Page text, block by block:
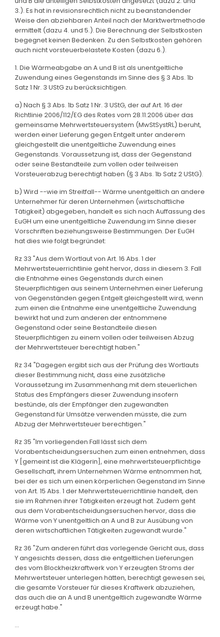
3.). Es hat in revisionsrechtlich nicht zu beanstandender
Weise den abziehbaren Anteil nach der Marktwertmethode
ermittelt (dazu 4. und 5.). Die Berechnung der Selbstkosten
begegnet keinen Bedenken. Zu den Selbstkosten gehören
auch nicht vorsteuerbelastete Kosten (dazu 6.).
1. Die Wärmeabgabe an A und B ist als unentgeltliche
Zuwendung eines Gegenstands im Sinne des § 3 Abs. 1b
Satz 1 Nr. 3 UStG zu berücksichtigen.
a) Nach § 3 Abs. 1b Satz 1 Nr. 3 UStG, der auf Art. 16 der
Richtlinie 2006/112/EG des Rates vom 28.11.2006 über das
gemeinsame Mehrwertsteuersystem (MwStSystRL) beruht,
werden einer Lieferung gegen Entgelt unter anderem
gleichgestellt die unentgeltliche Zuwendung eines
Gegenstands. Voraussetzung ist, dass der Gegenstand
oder seine Bestandteile zum vollen oder teilweisen
Vorsteuerabzug berechtigt haben (§ 3 Abs. 1b Satz 2 UStG).
b) Wird --wie im Streitfall-- Wärme unentgeltlich an andere
Unternehmer für deren Unternehmen (wirtschaftliche
Tätigkeit) abgegeben, handelt es sich nach Auffassung des
EuGH um eine unentgeltliche Zuwendung im Sinne dieser
Vorschriften beziehungsweise Bestimmungen. Der EuGH
hat dies wie folgt begründet:
Rz 33 "Aus dem Wortlaut von Art. 16 Abs. 1 der
Mehrwertsteuerrichtlinie geht hervor, dass in diesem 3. Fall
die Entnahme eines Gegenstands durch einen
Steuerpflichtigen aus seinem Unternehmen einer Lieferung
von Gegenständen gegen Entgelt gleichgestellt wird, wenn
zum einen die Entnahme eine unentgeltliche Zuwendung
bewirkt hat und zum anderen der entnommene
Gegenstand oder seine Bestandteile diesen
Steuerpflichtigen zu einem vollen oder teilweisen Abzug
der Mehrwertsteuer berechtigt haben."
Rz 34 "Dagegen ergibt sich aus der Prüfung des Wortlauts
dieser Bestimmung nicht, dass eine zusätzliche
Voraussetzung im Zusammenhang mit dem steuerlichen
Status des Empfängers dieser Zuwendung insofern
bestünde, als der Empfänger den zugewandten
Gegenstand für Umsätze verwenden müsste, die zum
Abzug der Mehrwertsteuer berechtigen."
Rz 35 "Im vorliegenden Fall lässt sich dem
Vorabentscheidungsersuchen zum einen entnehmen, dass
Y [gemeint ist die Klägerin], eine mehrwertsteuerpflichtige
Gesellschaft, ihrem Unternehmen Wärme entnommen hat,
bei der es sich um einen körperlichen Gegenstand im Sinne
von Art. 15 Abs. 1 der Mehrwertsteuerrichtlinie handelt, den
sie im Rahmen ihrer Tätigkeiten erzeugt hat. Zudem geht
aus dem Vorabentscheidungsersuchen hervor, dass die
Wärme von Y unentgeltlich an A und B zur Ausübung von
deren wirtschaftlichen Tätigkeiten zugewandt wurde."
Rz 36 "Zum anderen führt das vorlegende Gericht aus, dass
Y angesichts dessen, dass die entgeltlichen Lieferungen
des vom Blockheizkraftwerk von Y erzeugten Stroms der
Mehrwertsteuer unterlegen hätten, berechtigt gewesen sei,
die gesamte Vorsteuer für dieses Kraftwerk abzuziehen,
das auch die an A und B unentgeltlich zugewandte Wärme
erzeugt habe."
...